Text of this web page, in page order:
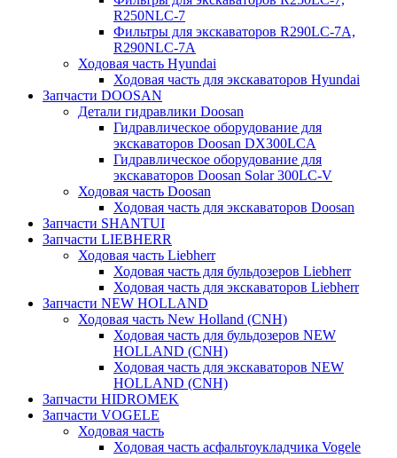
R250NLC-7
Фильтры для экскаваторов R290LC-7A,
R290NLC-7A
Ходовая часть Hyundai
Ходовая часть для экскаваторов Hyundai
Запчасти DOOSAN
Детали гидравлики Doosan
Гидравлическое оборудование для
экскаваторов Doosan DX300LCA
Гидравлическое оборудование для
экскаваторов Doosan Solar 300LC-V
Ходовая часть Doosan
Ходовая часть для экскаваторов Doosan
Запчасти SHANTUI
Запчасти LIEBHERR
Ходовая часть Liebherr
Ходовая часть для бульдозеров Liebherr
Ходовая часть для экскаваторов Liebherr
Запчасти NEW HOLLAND
Ходовая часть New Holland (CNH)
Ходовая часть для бульдозеров NEW
HOLLAND (CNH)
Ходовая часть для экскаваторов NEW
HOLLAND (CNH)
Запчасти HIDROMEK
Запчасти VOGELE
Ходовая часть
Ходовая часть асфальтоукладчика Vogele